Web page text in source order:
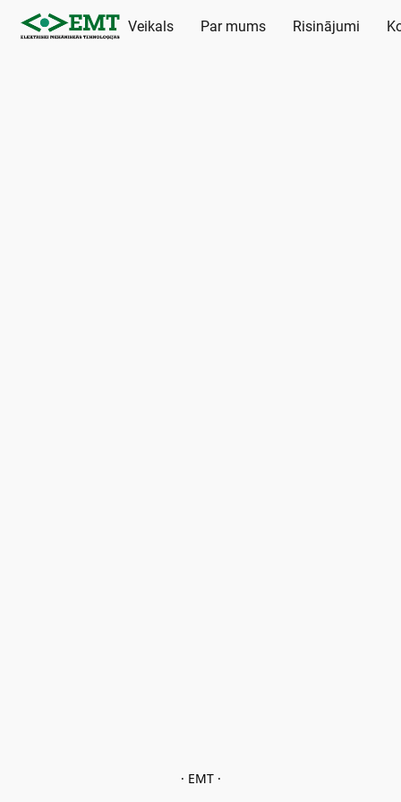
Veikals Par mums Risinājumi
· EMT ·